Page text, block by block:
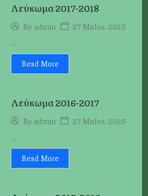
Λεύκωμα 2017-2018
By admin 27 Μαΐου, 2025
...
Read More
Λεύκωμα 2016-2017
By admin 27 Μαΐου, 2025
...
Read More